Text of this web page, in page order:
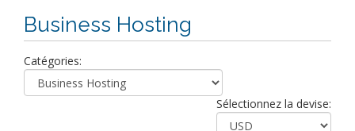
Business Hosting
Catégories:
Sélectionnez la devise: